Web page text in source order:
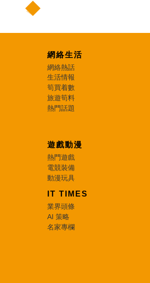
網絡生活
網絡熱話
生活情報
筍買着數
旅遊筍料
熱門話題
遊戲動漫
熱門遊戲
電競裝備
動漫玩具
IT TIMES
業界頭條
AI 策略
名家專欄